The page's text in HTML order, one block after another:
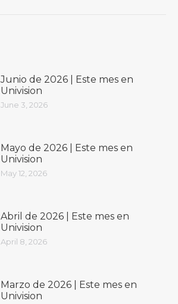
Junio ​​de 2026 | Este mes en
Univision
June 3, 2026
Mayo de 2026 | Este mes en
Univision
May 12, 2026
Abril de 2026 | Este mes en
Univision
April 8, 2026
Marzo de 2026 | Este mes en
Univision